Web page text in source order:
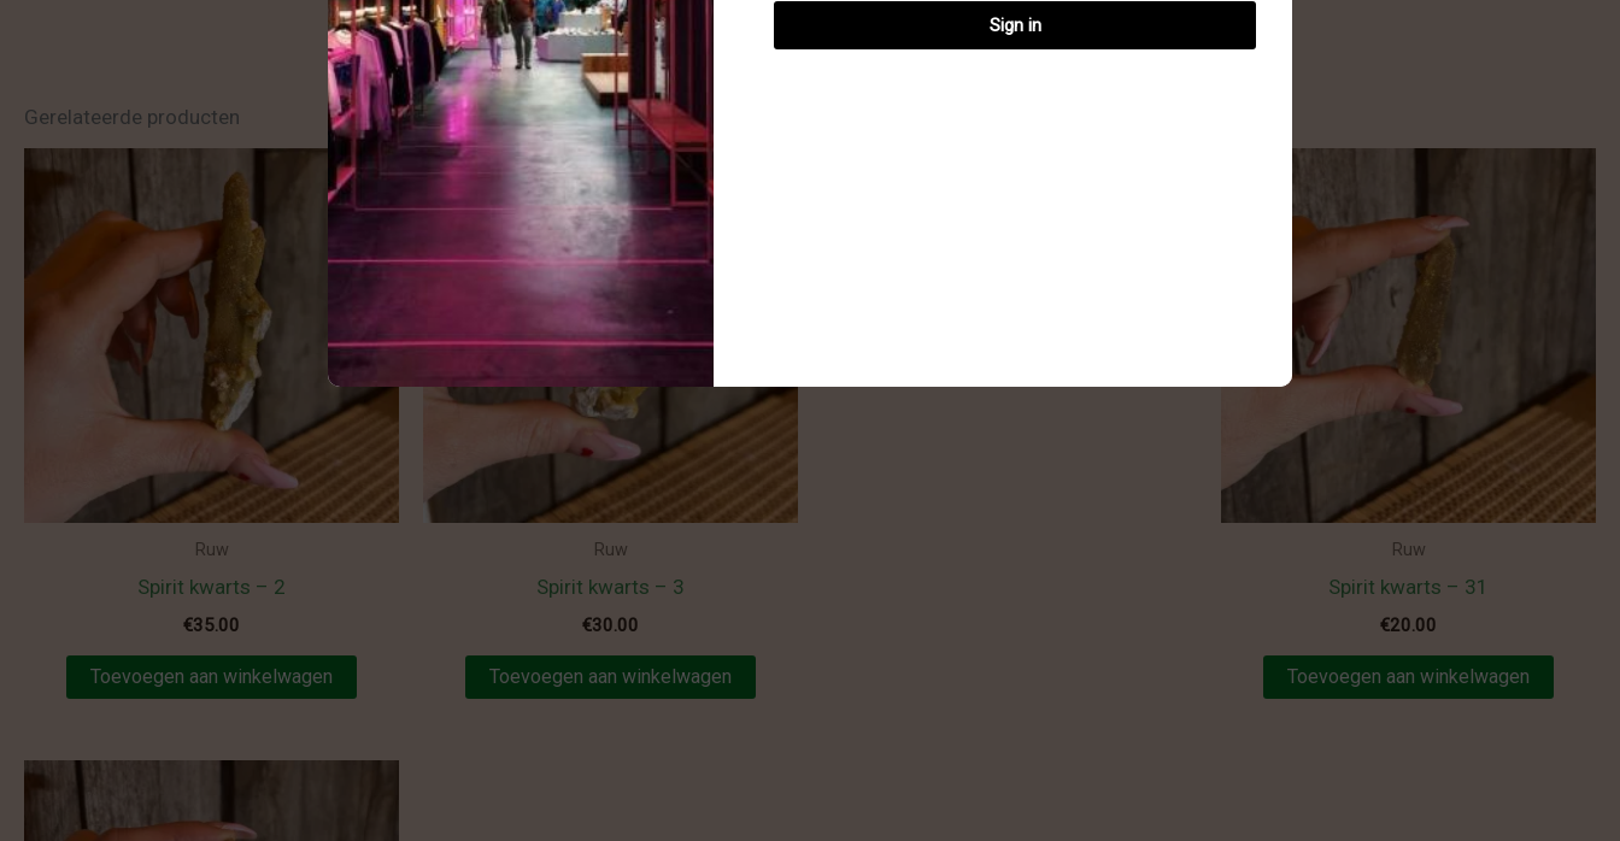
Gerelateerde producten
Ruw
Spirit kwarts – 2
€35.00
Toevoegen aan winkelwagen
Ruw
Spirit kwarts – 3
€30.00
Toevoegen aan winkelwagen
Ruw
Spirit kwarts – 31
€20.00
Toevoegen aan winkelwagen
Sign in